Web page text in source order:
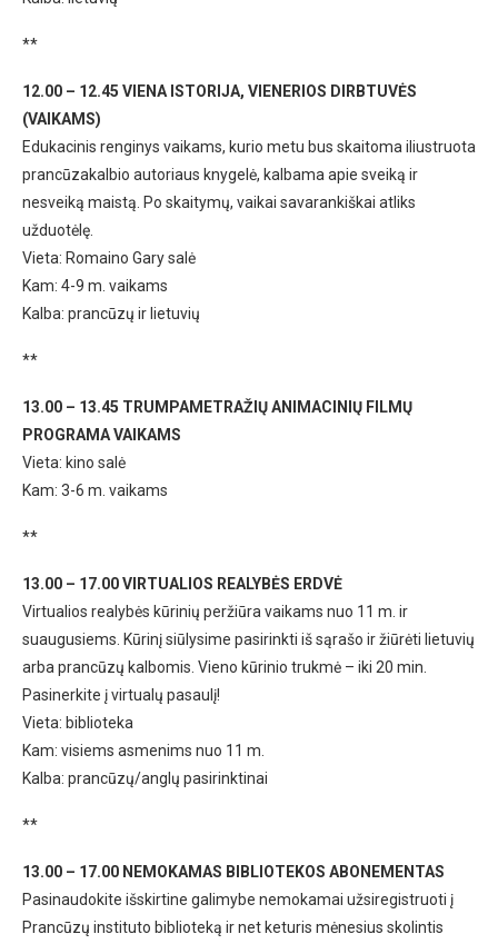
**
12.00 – 12.45 VIENA ISTORIJA, VIENERIOS DIRBTUVĖS
(VAIKAMS)
Edukacinis renginys vaikams, kurio metu bus skaitoma iliustruota
prancūzakalbio autoriaus knygelė, kalbama apie sveiką ir
nesveiką maistą. Po skaitymų, vaikai savarankiškai atliks
užduotėlę.
Vieta: Romaino Gary salė
Kam: 4-9 m. vaikams
Kalba: prancūzų ir lietuvių
**
13.00 – 13.45 TRUMPAMETRAŽIŲ ANIMACINIŲ FILMŲ
PROGRAMA VAIKAMS
Vieta: kino salė
Kam: 3-6 m. vaikams
**
13.00 – 17.00 VIRTUALIOS REALYBĖS ERDVĖ
Virtualios realybės kūrinių peržiūra vaikams nuo 11 m. ir
suaugusiems. Kūrinį siūlysime pasirinkti iš sąrašo ir žiūrėti lietuvių
arba prancūzų kalbomis. Vieno kūrinio trukmė – iki 20 min.
Pasinerkite į virtualų pasaulį!
Vieta: biblioteka
Kam: visiems asmenims nuo 11 m.
Kalba: prancūzų/anglų pasirinktinai
**
13.00 – 17.00 NEMOKAMAS BIBLIOTEKOS ABONEMENTAS
Pasinaudokite išskirtine galimybe nemokamai užsiregistruoti į
Prancūzų instituto biblioteką ir net keturis mėnesius skolintis